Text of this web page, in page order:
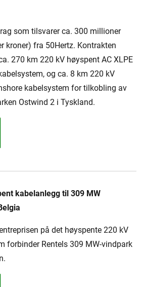
som tilsvarer ca. 300 millioner
kroner) fra 50Hertz. Kontrakten
270 km 220 kV høyspent AC XLPE
og ca. 8 km 220 kV
kabelsystem for tilkobling av
Ostwind 2 i Tyskland.
kabelanlegg til 309 MW
på det høyspente 220 kV
forbinder Rentels 309 MW-vindpark